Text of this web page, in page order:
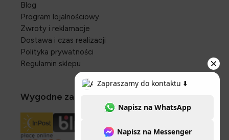
Blog
Program lojalnościowy
Zwroty i reklamacje
Dostawa i czas realizacji
Polityka prywatności
Regulamin sklepu
Wygodne zakupy